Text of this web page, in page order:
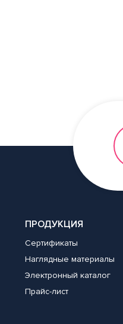
ПРОДУКЦИЯ
Сертификаты
Наглядные материалы
Электронный каталог
Прайс-лист